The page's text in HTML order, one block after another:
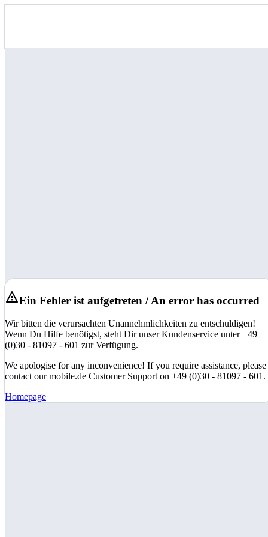
Ein Fehler ist aufgetreten / An error has occurred
Wir bitten die verursachten Unannehmlichkeiten zu entschuldigen!
Wenn Du Hilfe benötigst, steht Dir unser Kundenservice unter +49
(0)30 - 81097 - 601 zur Verfügung.
We apologise for any inconvenience! If you require assistance, please
contact our mobile.de Customer Support on +49 (0)30 - 81097 - 601.
Homepage